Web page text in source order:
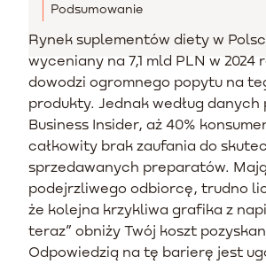
Podsumowanie
Rynek suplementów diety w
wyceniany na 7,1 mld PLN w 2024
dowodzi ogromnego popytu na
produkty. Jednak według
Business Insider, aż 40%
całkowity brak zaufania do
sprzedawanych preparatów.
podejrzliwego odbiorcę, trudno
że kolejna krzykliwa grafika z
teraz” obniży Twój koszt
Odpowiedzią na tę barierę jest